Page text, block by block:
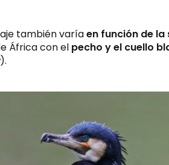
también varíaen función de la
África con el pecho y el cuello
).